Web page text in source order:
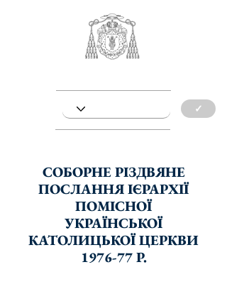
✓
СОБОРНЕ РІЗДВЯНЕ
ПОСЛАННЯ ІЄРАРХІЇ
ПОМІСНОЇ
УКРАЇНСЬКОЇ
КАТОЛИЦЬКОЇ ЦЕРКВИ
1976-77 Р.